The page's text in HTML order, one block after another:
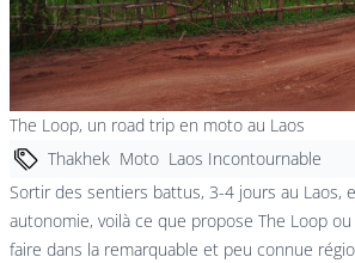
The Loop, un road trip en moto au Laos
Thakhek Moto Laos Incontournable
Sortir des sentiers battus, 3-4 jours au Laos,
autonomie, voilà ce que propose The Loop
faire dans la remarquable et peu connue